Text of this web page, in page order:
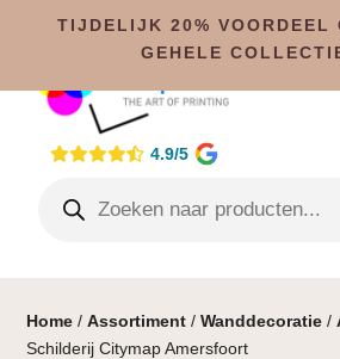
4.9/5
Home /Assortiment /Wanddecoratie /
Schilderij Citymap Amersfoort
TIJDELIJK 20% VOORDEEL
GEHELE